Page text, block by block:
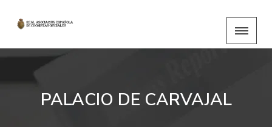
PALACIO DE CARVAJAL